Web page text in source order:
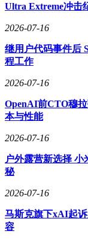
Ultra Extreme冲击
2026-07-16
继用户代码事件后
程工作
2026-07-16
OpenAI前CTO穆
本与性能
2026-07-16
户外露营新选择
秘
2026-07-16
马斯克旗下xAI起
容